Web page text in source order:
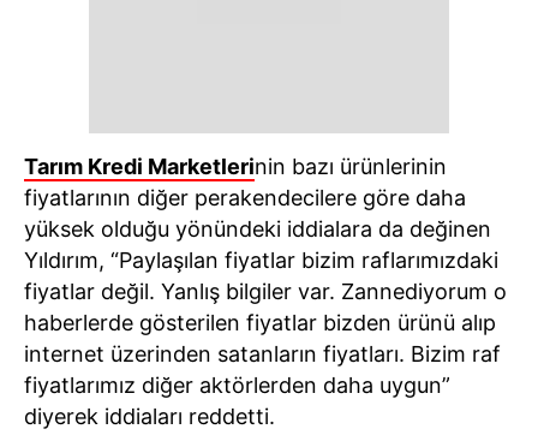
Tarım Kredi Marketlerinin bazı ürünlerinin
fiyatlarının diğer perakendecilere göre daha
yüksek olduğu yönündeki iddialara da değinen
Yıldırım, “Paylaşılan fiyatlar bizim raflarımızdaki
fiyatlar değil. Yanlış bilgiler var. Zannediyorum o
haberlerde gösterilen fiyatlar bizden ürünü alıp
internet üzerinden satanların fiyatları. Bizim raf
fiyatlarımız diğer aktörlerden daha uygun”
diyerek iddiaları reddetti.